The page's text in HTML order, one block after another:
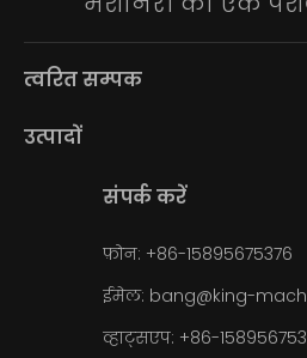
त्वरित सम्पक
उत्पादों
संपर्क करें
फ़ोन: +86-15895675376
ईमेल: bang@king-
व्हाट्सएप: +86-